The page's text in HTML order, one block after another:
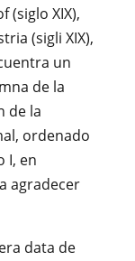
(siglo XIX),
(sigli XIX),
un
de la
de la
ordenado
I, en
agradecer
data de